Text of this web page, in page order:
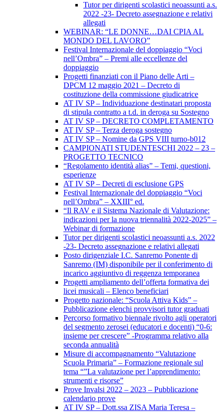
Tutor per dirigenti scolastici neoassunti a.s.
2022 -23- Decreto assegnazione e relativi
allegati
WEBINAR: “LE DONNE…DAI CPIA AL
MONDO DEL LAVORO”
Festival Internazionale del doppiaggio “Voci
nell’Ombra” – Premi alle eccellenze del
doppiaggio
Progetti finanziati con il Piano delle Arti –
DPCM 12 maggio 2021 – Decreto di
costituzione della commissione giudicatrice
AT IV SP – Individuazione destinatari proposta
di stipula contratto a t.d. in deroga su Sostegno
AT IV SP – DECRETO COMPLETAMENTO
AT IV SP – Terza deroga sostegno
AT IV SP – Nomine da GPS VIII turno-b012
CAMPIONATI STUDENTESCHI 2022 – 23 –
PROGETTO TECNICO
“Regolamento identità alias” – Temi, questioni,
esperienze
AT IV SP – Decreti di esclusione GPS
Festival Internazionale del doppiaggio “Voci
nell’Ombra” – XXIII° ed.
“Il RAV e il Sistema Nazionale di Valutazione:
indicazioni per la nuova triennalità 2022-2025” –
Webinar di formazione
Tutor per dirigenti scolastici neoassunti a.s. 2022
-23- Decreto assegnazione e relativi allegati
Posto dirigenziale I.C. Sanremo Ponente di
Sanremo (IM) disponibile per il conferimento di
incarico aggiuntivo di reggenza temporanea
Progetti ampliamento dell’offerta formativa dei
licei musicali – Elenco beneficiari
Progetto nazionale: “Scuola Attiva Kids” –
Pubblicazione elenchi provvisori tutor graduati
Percorso formativo biennale rivolto agli operatori
del segmento zerosei (educatori e docenti) “0-6:
insieme per crescere” -Programma relativo alla
seconda annualità
Misure di accompagnamento “Valutazione
Scuola Primaria” – Formazione regionale sul
tema “”La valutazione per l’apprendimento:
strumenti e risorse”
Prove Invalsi 2022 – 2023 – Pubblicazione
calendario prove
AT IV SP – Dott.ssa ZISA Maria Teresa –